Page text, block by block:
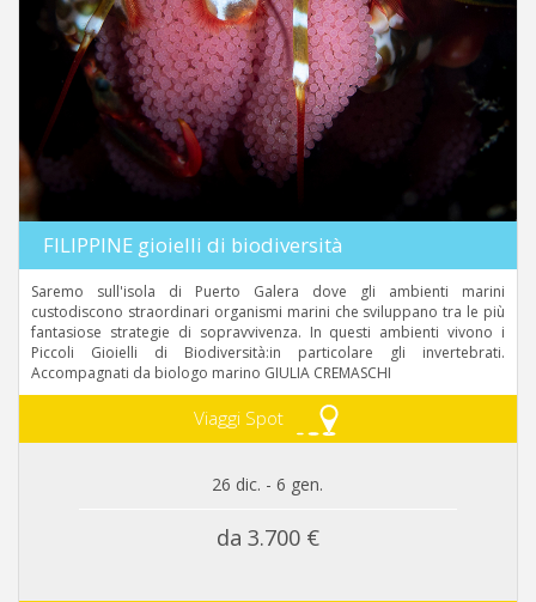
FILIPPINE gioielli di biodiversità
Saremo sull'isola di Puerto Galera dove gli ambienti marini
custodiscono straordinari organismi marini che sviluppano tra le più
fantasiose strategie di sopravvivenza. In questi ambienti vivono i
Piccoli Gioielli di Biodiversità:in particolare gli invertebrati.
Accompagnati da biologo marino GIULIA CREMASCHI
Viaggi Spot
26 dic. - 6 gen.
da 3.700 €